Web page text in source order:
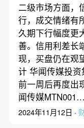
二级市场方面，
行，成交情绪有
久期下行幅度更
善。信用利差长
现，买盘仍在观
计 华闻传媒投
前一周后再度出
闻传媒
2024年11月12日 ·